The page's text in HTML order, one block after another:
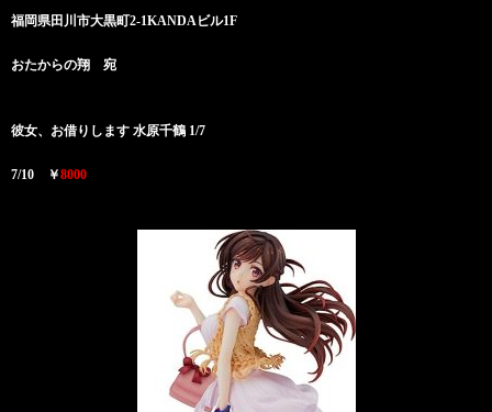
福岡県田川市大黒町2-1KANDAビル1F
おたからの翔 宛
彼女、お借りします 水原千鶴 1/7
7/10 ￥8000